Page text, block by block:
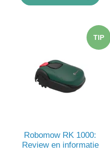
TIP
Robomow RK 1000:
Review en informatie